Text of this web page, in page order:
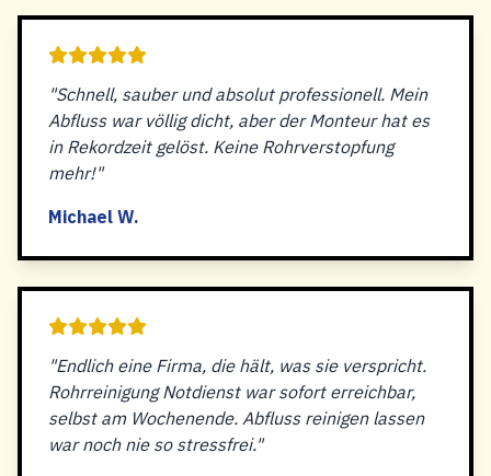
"Schnell, sauber und absolut professionell. Mein
Abfluss war völlig dicht, aber der Monteur hat es
in Rekordzeit gelöst. Keine Rohrverstopfung
mehr!"
Michael W.
"Endlich eine Firma, die hält, was sie verspricht.
Rohrreinigung Notdienst war sofort erreichbar,
selbst am Wochenende. Abfluss reinigen lassen
war noch nie so stressfrei."